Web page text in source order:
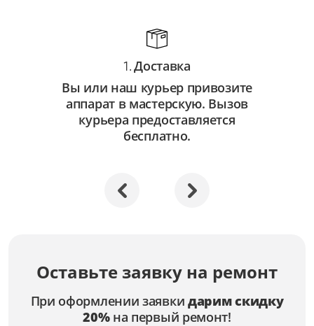
1.Доставка
Вы или наш курьер привозите
аппарат в мастерскую. Вызов
курьера предоставляется
бесплатно.
Оставьте заявку на ремонт
При оформлении заявки дарим скидку
20%на первый ремонт!